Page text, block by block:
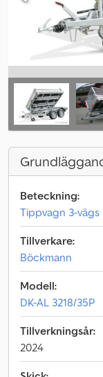
Beteckning:
Tippvagn 3-vägs
Tillverkare:
Böckmann
Modell:
DK-AL 3218/35P
Tillverkningsår:
2024